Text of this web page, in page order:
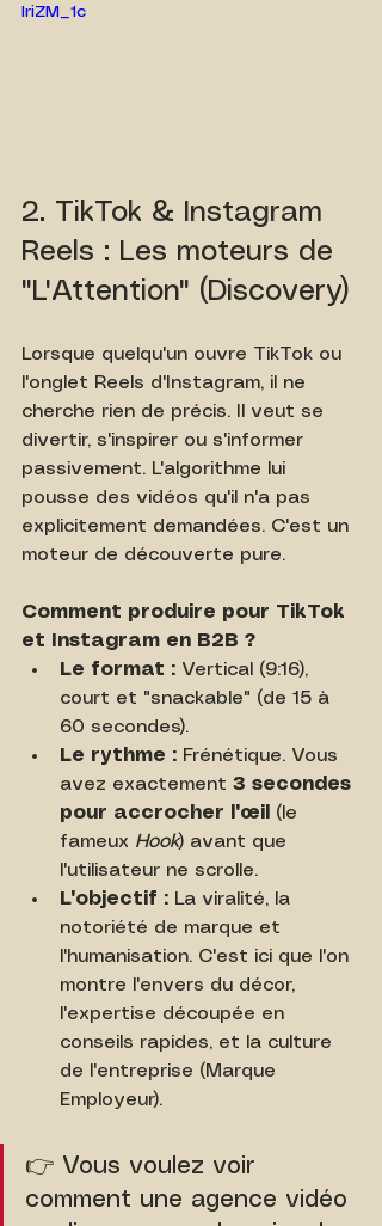
IriZM_1c
2. TikTok & Instagram
Reels : Les moteurs de
"L'Attention" (Discovery)
Lorsque quelqu'un ouvre TikTok ou
l'onglet Reels d'Instagram, il ne
cherche rien de précis. Il veut se
divertir, s'inspirer ou s'informer
passivement. L'algorithme lui
pousse des vidéos qu'il n'a pas
explicitement demandées. C'est un
moteur de découverte pure.
Comment produire pour TikTok
et Instagram en B2B ?
Le format : Vertical (9:16),
court et "snackable" (de 15 à
60 secondes).
Le rythme : Frénétique. Vous
avez exactement 3 secondes
pour accrocher l'œil
(le
fameux Hook) avant que
l'utilisateur ne scrolle.
L'objectif : La viralité, la
notoriété de marque et
l'humanisation. C'est ici que l'on
montre l'envers du décor,
l'expertise découpée en
conseils rapides, et la culture
de l'entreprise (Marque
Employeur).
👉 Vous voulez voir
comment une agence vidéo